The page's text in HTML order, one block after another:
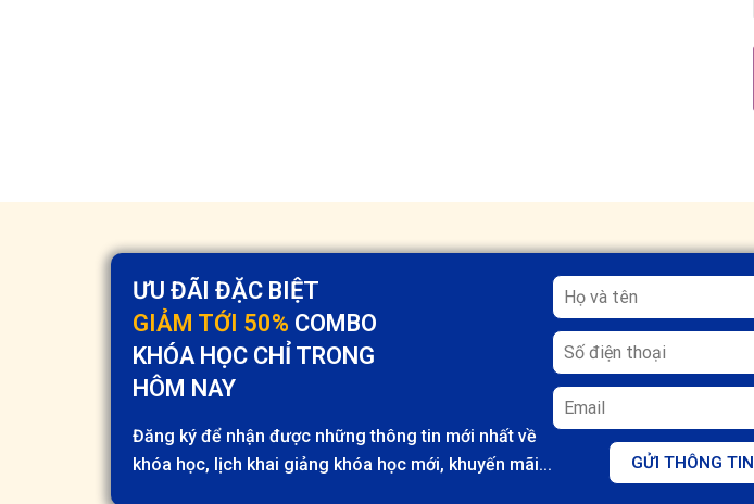
ƯU ĐÃI ĐẶC BIỆT
GIẢM TỚI 50% COMBO
KHÓA HỌC CHỈ TRONG
HÔM NAY
Đăng ký để nhận được những thông tin mới nhất về
khóa học, lịch khai giảng khóa học mới, khuyến mãi...
GỬI THÔNG TIN